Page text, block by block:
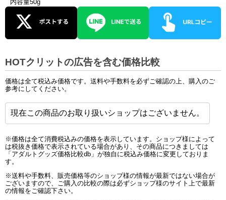
内容量50g
HOTクリットの広告を含む価格比較
価格は全て税込み価格です。送料や手数料を必ずご確認の上、購入のご
参考にしてください。
現在この商品のお取り扱いショップはございません。
※価格は全て消費税込みの価格を表示しています。ショップ様によって
は税抜き価格で表示されている場合があり、その商品につきましては
「アダルトグッズ価格比較db」が独自に税込み価格に変更しておりま
す。
※送料や手数料、販売価格等のショップ様の情報が最新ではない場合が
ございますので、ご購入の比較の際は必ずショップ様のサイト上で最新
の情報をご確認下さい。